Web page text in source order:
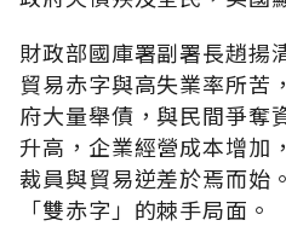
財政部國庫署副署長趙揚
貿易赤字與高失業率所苦
府大量舉債，與民間爭奪
升高，企業經營成本增加
裁員與貿易逆差於焉而始
「雙赤字」的棘手局面。